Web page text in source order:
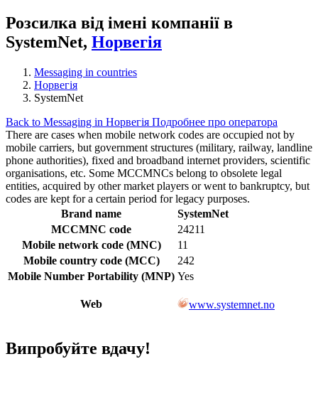
Розсилка від імені компанії в
SystemNet, Норвегія
Messaging in countries
Норвегія
SystemNet
Back to Messaging in Норвегія Подробнее про оператора
There are cases when mobile network codes are occupied not by
mobile carriers, but government structures (military, railway, landline
phone authorities), fixed and broadband internet providers, scientific
organisations, etc. Some MCCMNCs belong to obsolete legal
entities, acquired by other market players or went to bankruptcy, but
codes are kept for a certain period for legacy purposes.
Brand name
SystemNet
MCCMNC code
24211
Mobile network code (MNC)
11
Mobile country code (MCC)
242
Mobile Number Portability (MNP) Yes
Web www.systemnet.no
Випробуйте вдачу!